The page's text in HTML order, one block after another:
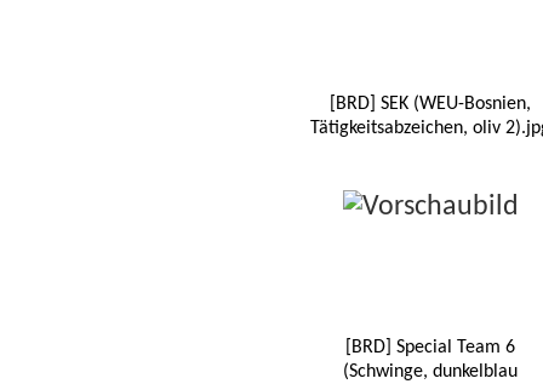
[BRD] SEK (WEU-Bosnien,
Tätigkeitsabzeichen, oliv
[BRD] Special Team 6
(Schwinge, dunkelblau